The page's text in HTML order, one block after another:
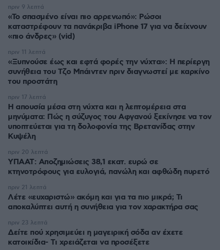
«Το σπασμένο είναι πιο αρρενωπό»: Ρώσοι
καταστρέφουν τα πανάκριβα iPhone 17 για να δείχνουν
«πιο άνδρες» (vid)
πριν 9 λεπτά
«Ξυπνούσε έως και εφτά φορές την νύχτα»: Η περίεργη
συνήθεια του Τζο Μπάιντεν πριν διαγνωστεί με καρκίνο
του προστάτη
πριν 11 λεπτά
Η απουσία μέσα στη νύχτα και η λεπτομέρεια στα
μηνύματα: Πώς η σύζυγος του Αφγανού ξεκίνησε να τον
υποπτεύεται για τη δολοφονία της Βρετανίδας στην
Κυψέλη
πριν 17 λεπτά
ΥΠΑΑΤ: Αποζημιώσεις 38,1 εκατ. ευρώ σε
κτηνοτρόφους για ευλογιά, πανώλη και αφθώδη πυρετό
πριν 20 λεπτά
Λέτε «ευχαριστώ» ακόμη και για τα πιο μικρά; Τι
αποκαλύπτει αυτή η συνήθεια για τον χαρακτήρα σας
πριν 21 λεπτά
Δείτε πού χρησιμεύει η μαγειρική σόδα αν έχετε
κατοικίδια- Τι χρειάζεται να προσέξετε
πριν 23 λεπτά